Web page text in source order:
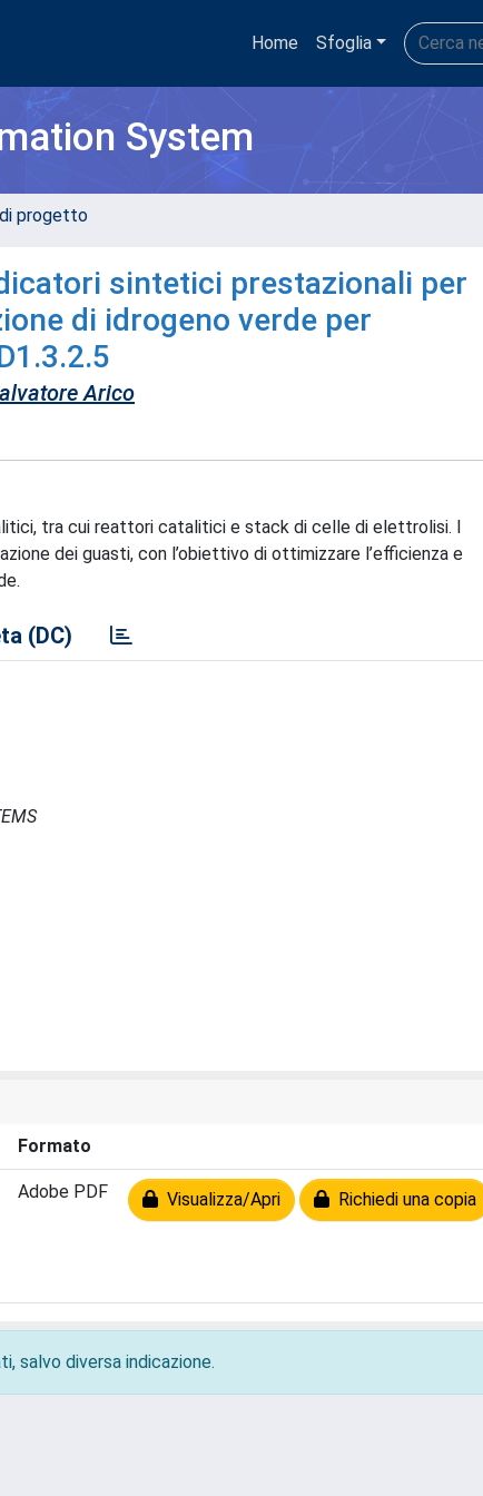
Home Sfoglia
System
progetto
sintetici prestazionali per
di idrogeno verde per
Arico
tra cui reattori catalitici e stack di celle di elettrolisi. I
dei guasti, con l’obiettivo di ottimizzare l’efficienza e
(DC)
Formato
Adobe PDF Visualizza/Apri Richiedi una copia
salvo diversa indicazione.